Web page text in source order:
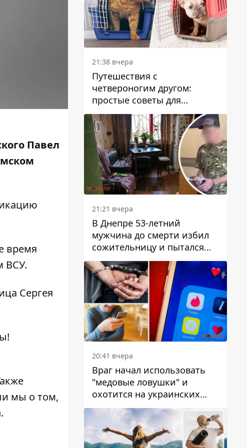
Павел
время
ВСУ.
Сергея
мы о том,
21:38 вчера
Путешествия с
четвероногим другом:
простые советы для
поездок с животными
21:21 вчера
В Днепре 53-летний
мужчина до смерти избил
сожительницу и пытался
скрыть преступление:
детали
20:41 вчера
Враг начал использовать
"медовые ловушки" и
охотится на украинских
военнослужащих